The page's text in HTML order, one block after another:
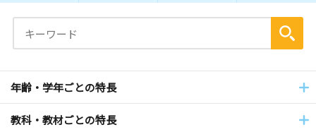
年齢・学年ごとの特長
教科・教材ごとの特長